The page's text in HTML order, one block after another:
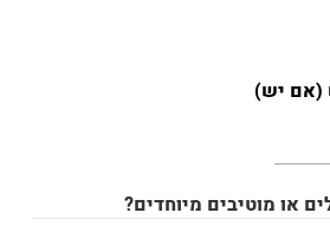
(אם יש)
או מוטיבים מיוחדים?